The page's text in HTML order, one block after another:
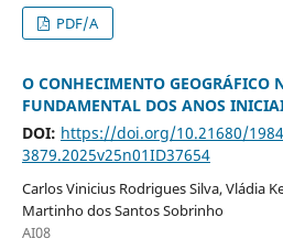
PDF/A
O CONHECIMENTO GEOGRÁFICO
FUNDAMENTAL DOS ANOS
DOI: https://doi.org/10.21680/
3879.2025v25n01ID37654
Carlos Vinicius Rodrigues Silva, Vládia
Martinho dos Santos Sobrinho
AI08